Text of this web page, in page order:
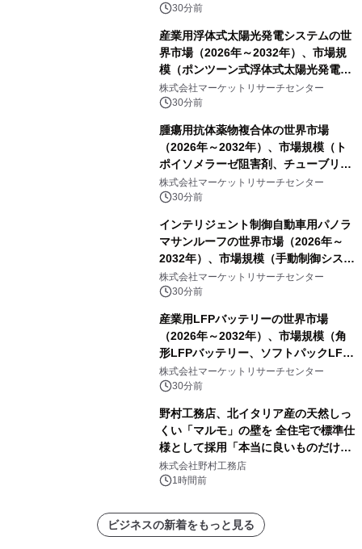
表30分前
産業用浮体式太陽光発電システムの世
界市場（2026年～2032年）、市場規
模（ポンツーン式浮体式太陽光発電シ
ステム、モジュール式浮体式太陽光発
電システム、係留式浮体式太陽光発電
株式会社マーケットリサーチセンター
30分前
腫瘍用抗体薬物複合体の世界市場
（2026年～2032年）、市場規模（ト
ポイソメラーゼ阻害剤、チューブリン
阻害剤、DNA損傷薬、その他）・分析
レポートを発表
株式会社マーケットリサーチセンター
30分前
インテリジェント制御自動車用パノラ
マサンルーフの世界市場（2026年～
2032年）、市場規模（手動制御システ
ム、自動ワンタッチ制御システム、セ
ンサーベースのインテリジェント制御
株式会社マーケットリサーチセンター
30分前
産業用LFPバッテリーの世界市場
（2026年～2032年）、市場規模（角
形LFPバッテリー、ソフトパックLFP
バッテリー、円筒形LFPバッテリ
ー）・分析レポートを発表
株式会社マーケットリサーチセンター
30分前
野村工務店、北イタリア産の天然しっ
くい「マルモ」の壁を 全住宅で標準仕
様として採用「本当に良いものだけに
こだわる」
株式会社野村工務店
1時間前
ビジネスの新着をもっと見る